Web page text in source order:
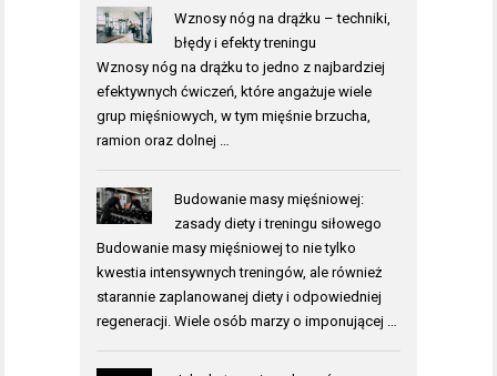
Wznosy nóg na drążku – techniki,
błędy i efekty treningu
Wznosy nóg na drążku to jedno z najbardziej
efektywnych ćwiczeń, które angażuje wiele
grup mięśniowych, w tym mięśnie brzucha,
ramion oraz dolnej …
Budowanie masy mięśniowej:
zasady diety i treningu siłowego
Budowanie masy mięśniowej to nie tylko
kwestia intensywnych treningów, ale również
starannie zaplanowanej diety i odpowiedniej
regeneracji. Wiele osób marzy o imponującej …